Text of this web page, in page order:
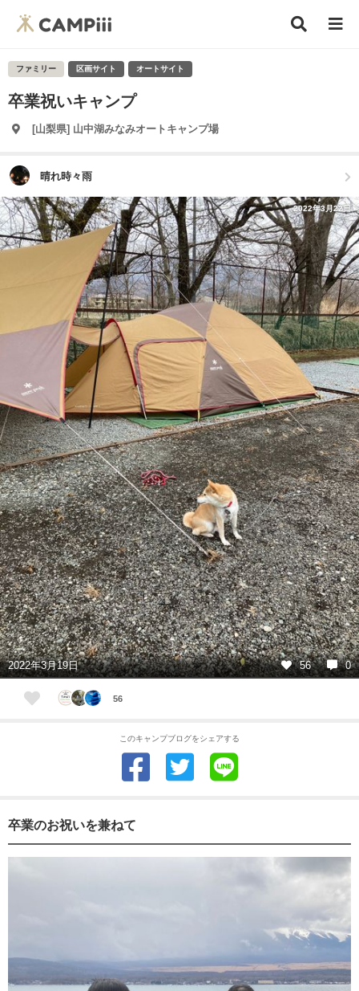
ファミリー 区画サイト オートサイト
卒業祝いキャンプ
[山梨県] 山中湖みなみオートキャンプ場
晴れ時々雨
2022年3月22日
2022年3月19日 56 0
56
このキャンプブログをシェアする
卒業のお祝いを兼ねて